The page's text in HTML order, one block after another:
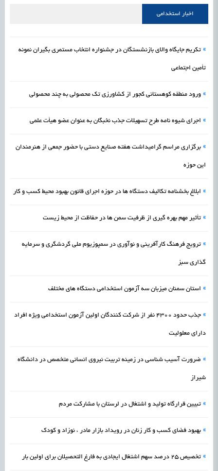
اشتغال و کارآفرینی
اخبار استخدامی
» تکریم جایگاه والای بازنشستگان در جشنواره انتخاب مستمری بگیران نمونه
تأمین اجتماعی
» ورود منطقه کوهستانی کجور از کشاورزی تک محصولی به چند محصولی
» اجرای شیوه نامه طرح تسهیلات جذب نخبگان به عنوان عضو هیأت علمی
» برگزاری مراسم گرامیداشت هفته صنایع دستی با حضور جمعی از هنرمندان
این حوزه
» ابلاغ بخشنامه تکالیف دستگاه ها در حوزه اجرای قانون بهبود محیط کسب و کار
» تأثیر مهم بهره گیری از ظرفیت سمن ها در حفاظت از محیط زیست
» ترویج فرهنگ کارآفرینی و نوآوری در سمپوزیوم ملی گردشگری و سرمایه
گذاری سبز
» استان سمنان میزبان سه آزمون استخدامی دستگاه های مختلف
» جذب حدود 4300 نفر از شرکت کنندگان اولین آزمون استخدامی ویژه افراد
دارای معلولیت
» ضرورت آسیب شناسی در زمینه تربیت نیروی انسانی متخصص در دانشگاه
شیراز
» تبیین قرارگاه تولید و اشتغال در لرستان با مشارکت مردم
» بهبود فضای کسب و کار زنان در رویداد بازار مادر ، نوزاد و کودک
» تخصیص 25 درصد سهم اشتغال ایجادی به فارغ التحصیلان برای اولین بار